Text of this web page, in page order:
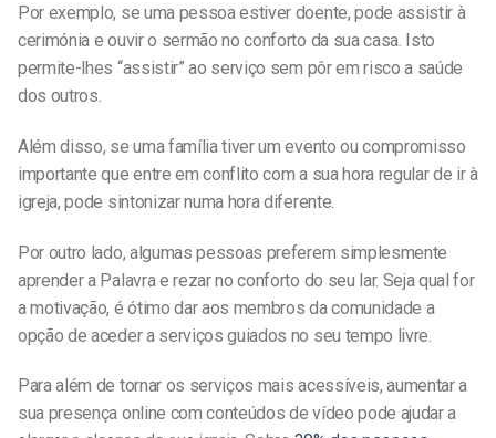
Por exemplo, se uma pessoa estiver doente, pode assistir à
cerimónia e ouvir o sermão no conforto da sua casa. Isto
permite-lhes “assistir” ao serviço sem pôr em risco a saúde
dos outros.
Além disso, se uma família tiver um evento ou compromisso
importante que entre em conflito com a sua hora regular de ir à
igreja, pode sintonizar numa hora diferente.
Por outro lado, algumas pessoas preferem simplesmente
aprender a Palavra e rezar no conforto do seu lar. Seja qual for
a motivação, é ótimo dar aos membros da comunidade a
opção de aceder a serviços guiados no seu tempo livre.
Para além de tornar os serviços mais acessíveis, aumentar a
sua presença online com conteúdos de vídeo pode ajudar a